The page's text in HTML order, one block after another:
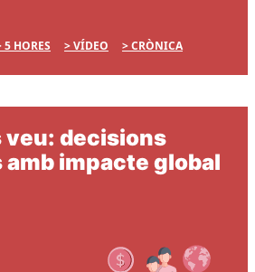
5 HORES VÍDEO CRÒNICA
veu: decisions
impacte global